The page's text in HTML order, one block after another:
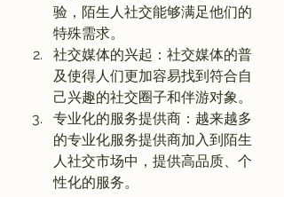
验，陌生人社交能够满足他们的
特殊需求。
社交媒体的兴起：社交媒体的普
及使得人们更加容易找到符合自
己兴趣的社交圈子和伴游对象。
专业化的服务提供商：越来越多
的专业化服务提供商加入到陌生
人社交市场中，提供高品质、个
性化的服务。